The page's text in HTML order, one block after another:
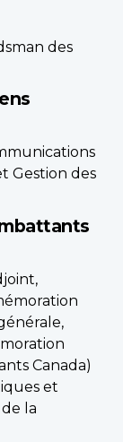
des
Gestion des
Canada)
et
la